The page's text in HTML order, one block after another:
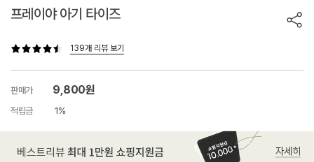
프레이야 아기 타이즈
139개 리뷰 보기
판매가 9,800원
적립금 1%